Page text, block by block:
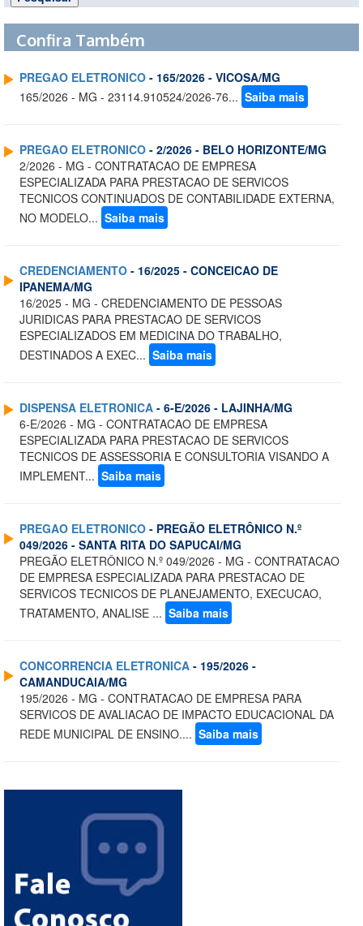
Confira Também
PREGAO ELETRONICO - 165/2026 - VICOSA/MG
165/2026 - MG - 23114.910524/2026-76... Saiba mais
PREGAO ELETRONICO - 2/2026 - BELO HORIZONTE/MG
2/2026 - MG - CONTRATACAO DE EMPRESA
ESPECIALIZADA PARA PRESTACAO DE SERVICOS
TECNICOS CONTINUADOS DE CONTABILIDADE EXTERNA,
NO MODELO... Saiba mais
CREDENCIAMENTO - 16/2025 - CONCEICAO DE
IPANEMA/MG
16/2025 - MG - CREDENCIAMENTO DE PESSOAS
JURIDICAS PARA PRESTACAO DE SERVICOS
ESPECIALIZADOS EM MEDICINA DO TRABALHO,
DESTINADOS A EXEC... Saiba mais
DISPENSA ELETRONICA - 6-E/2026 - LAJINHA/MG
6-E/2026 - MG - CONTRATACAO DE EMPRESA
ESPECIALIZADA PARA PRESTACAO DE SERVICOS
TECNICOS DE ASSESSORIA E CONSULTORIA VISANDO A
IMPLEMENT... Saiba mais
PREGAO ELETRONICO - PREGÃO ELETRÔNICO N.º
049/2026 - SANTA RITA DO SAPUCAI/MG
PREGÃO ELETRÔNICO N.º 049/2026 - MG - CONTRATACAO
DE EMPRESA ESPECIALIZADA PARA PRESTACAO DE
SERVICOS TECNICOS DE PLANEJAMENTO, EXECUCAO,
TRATAMENTO, ANALISE ... Saiba mais
CONCORRENCIA ELETRONICA - 195/2026 -
CAMANDUCAIA/MG
195/2026 - MG - CONTRATACAO DE EMPRESA PARA
SERVICOS DE AVALIACAO DE IMPACTO EDUCACIONAL DA
REDE MUNICIPAL DE ENSINO.... Saiba mais